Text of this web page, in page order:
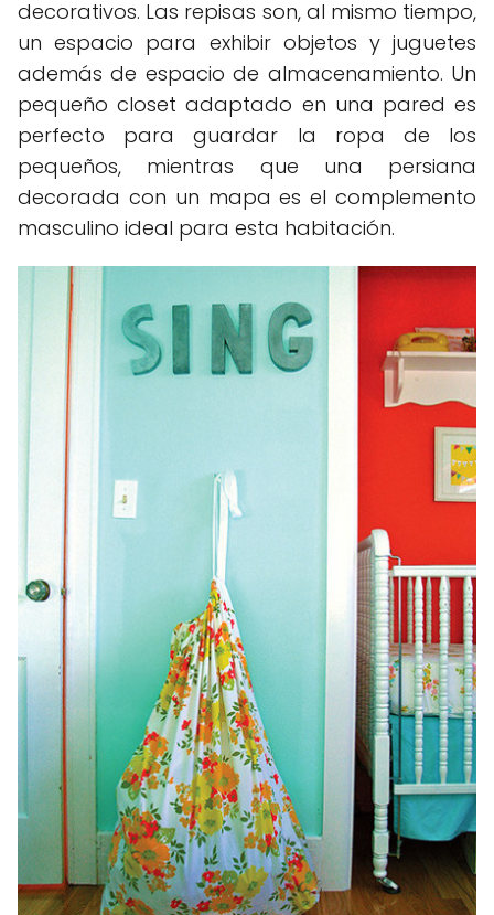
decorativos. Las repisas son, al mismo tiempo,
un espacio para exhibir objetos y juguetes
además de espacio de almacenamiento. Un
pequeño closet adaptado en una pared es
perfecto para guardar la ropa de los
pequeños, mientras que una persiana
decorada con un mapa es el complemento
masculino ideal para esta habitación.